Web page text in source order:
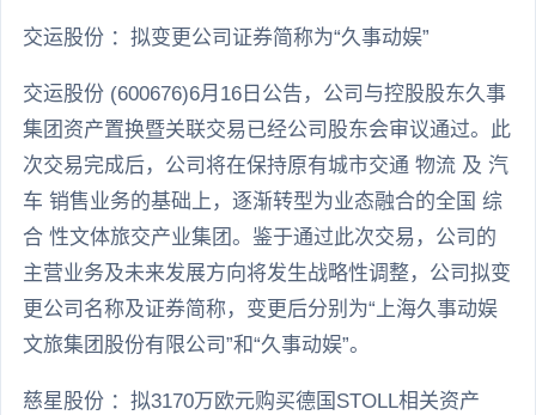
交运股份 ：拟变更公司证券简称为“久事动娱”
交运股份 (600676)6月16日公告，公司与控股股东久事
集团资产置换暨关联交易已经公司股东会审议通过。此
次交易完成后，公司将在保持原有城市交通 物流 及 汽
车 销售业务的基础上，逐渐转型为业态融合的全国 综
合 性文体旅交产业集团。鉴于通过此次交易，公司的
主营业务及未来发展方向将发生战略性调整，公司拟变
更公司名称及证券简称，变更后分别为“上海久事动娱
文旅集团股份有限公司”和“久事动娱”。
慈星股份 ：拟3170万欧元购买德国STOLL相关资产